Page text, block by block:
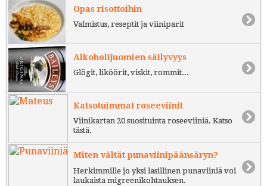
Opas risottoihin
Valmistus, reseptit ja viiniparit
Alkoholijuomien säilyvyys
Glögit, liköörit, viskit, rommit...
Katsotuimmat roseeviinit
Viinikartan 20 suosituinta roseeviiniä. Katso
tästä.
Miten vältät punaviinipäänsäryn?
Herkimmille jo yksi lasillinen punaviiniä voi
laukaista migreenikohtauksen.